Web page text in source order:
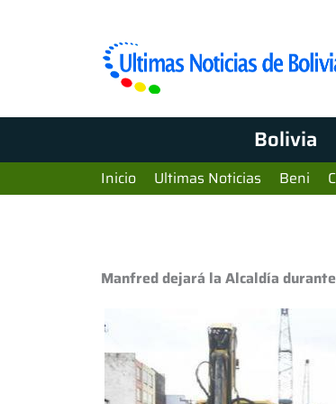
Bolivia
Inicio Ultimas Noticias Beni
Manfred dejará la Alcaldía